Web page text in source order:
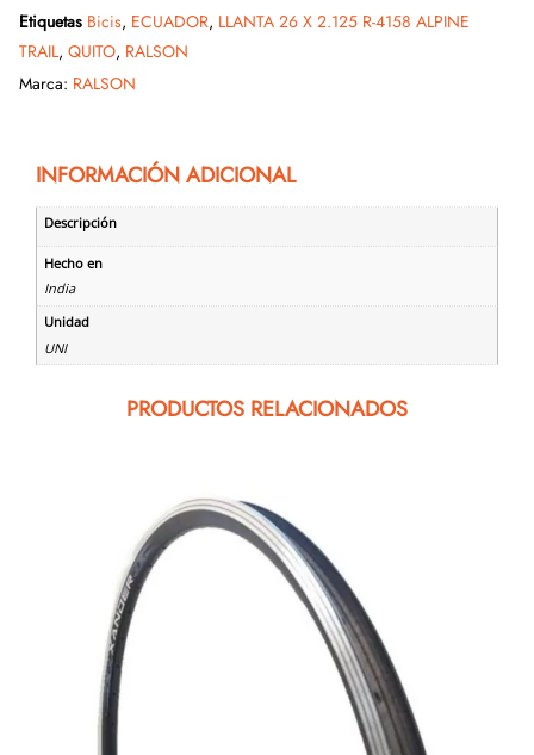
Etiquetas Bicis, ECUADOR, LLANTA 26 X 2.125 R-4158 ALPINE
TRAIL, QUITO, RALSON
Marca: RALSON
INFORMACIÓN ADICIONAL
Descripción
Hecho en
India
Unidad
UNI
PRODUCTOS RELACIONADOS